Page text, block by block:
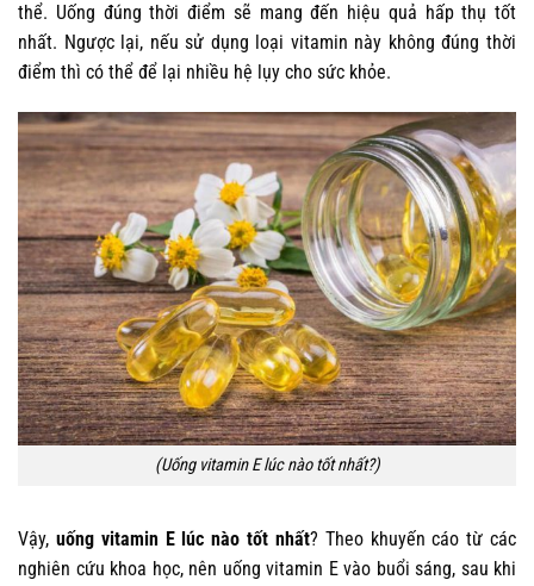
thể. Uống đúng thời điểm sẽ mang đến hiệu quả hấp thụ tốt
nhất. Ngược lại, nếu sử dụng loại vitamin này không đúng thời
điểm thì có thể để lại nhiều hệ lụy cho sức khỏe.
(Uống vitamin E lúc nào tốt nhất?)
Vậy, uống vitamin E lúc nào tốt nhất? Theo khuyến cáo từ các
nghiên cứu khoa học, nên uống vitamin E vào buổi sáng, sau khi